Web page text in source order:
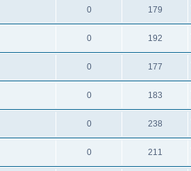
0 179
0 192
0 177
0 183
0 238
0 211